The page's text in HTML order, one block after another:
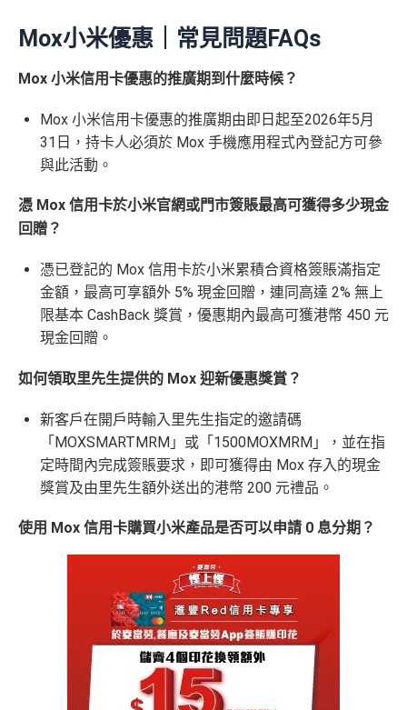
Mox小米優惠｜常見問題FAQs
Mox 小米信用卡優惠的推廣期到什麼時候？
Mox 小米信用卡優惠的推廣期由即日起至2026年5月
31日，持卡人必須於 Mox 手機應用程式內登記方可參
與此活動。
憑 Mox 信用卡於小米官網或門市簽賬最高可獲得多少現金
回贈？
憑已登記的 Mox 信用卡於小米累積合資格簽賬滿指定
金額，最高可享額外 5% 現金回贈，連同高達 2% 無上
限基本 CashBack 獎賞，優惠期內最高可獲港幣 450 元
現金回贈。
如何領取里先生提供的 Mox 迎新優惠獎賞？
新客戶在開戶時輸入里先生指定的邀請碼
「MOXSMARTMRM」或「1500MOXMRM」，並在指
定時間內完成簽賬要求，即可獲得由 Mox 存入的現金
獎賞及由里先生額外送出的港幣 200 元禮品。
使用 Mox 信用卡購買小米產品是否可以申請 0 息分期？